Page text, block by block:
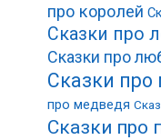
про королей
Сказки про
Сказки про
Сказки про
про медведя
Сказки про